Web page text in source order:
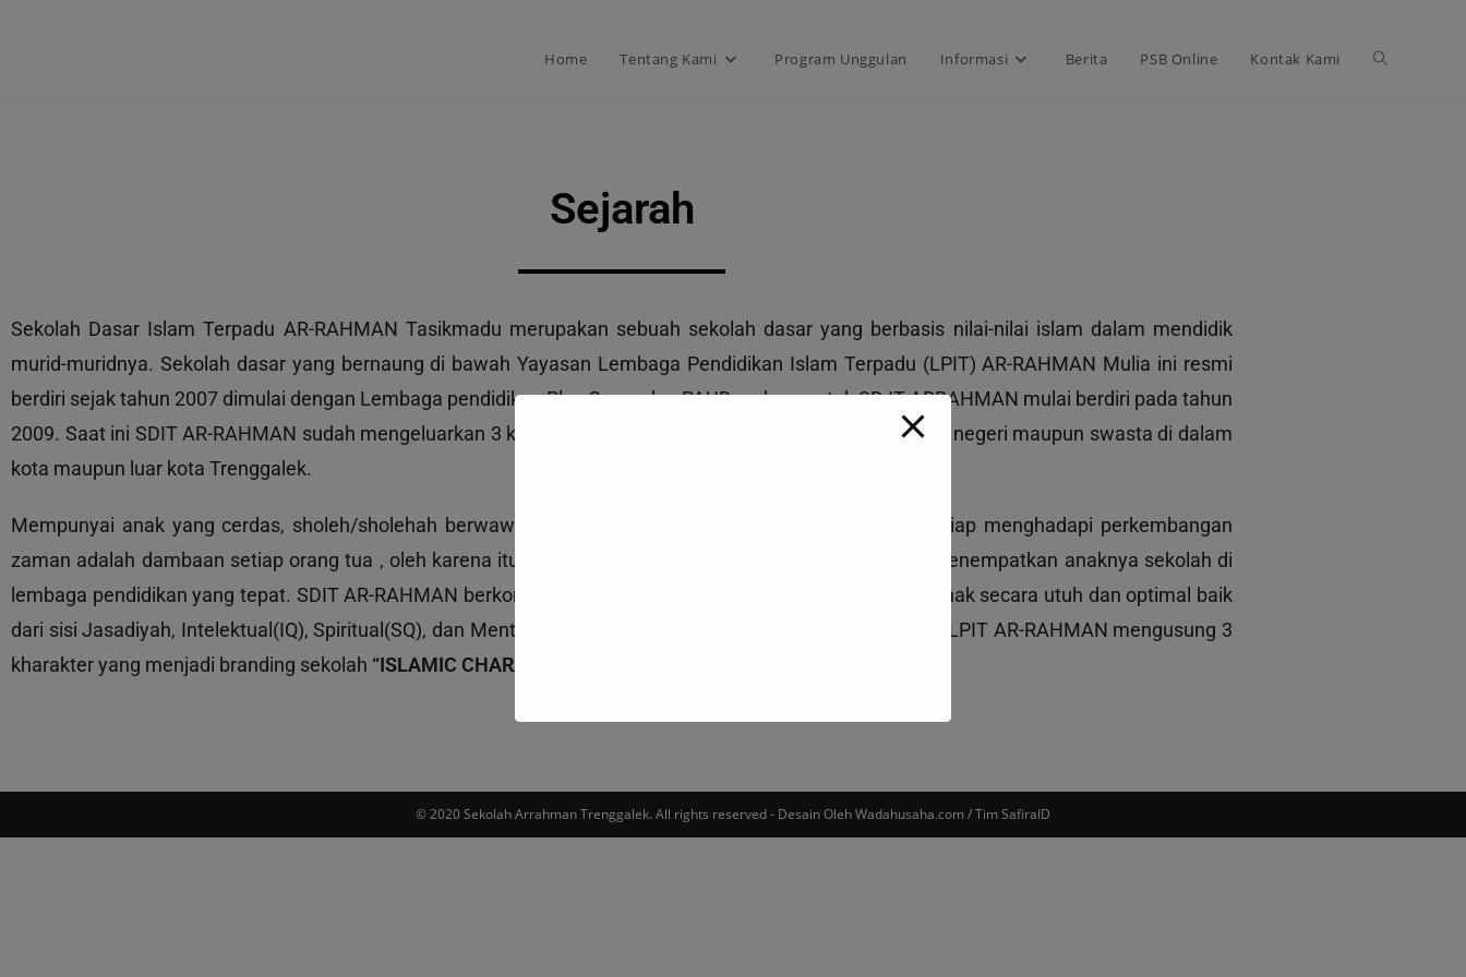
Home Tentang Kami Program Unggulan Informasi Berita PSB Online Kontak Kami
Sejarah
Sekolah Dasar Islam Terpadu AR-RAHMAN Tasikmadu merupakan sebuah sekolah dasar yang berbasis nilai-nilai islam dalam mendidik
murid-muridnya. Sekolah dasar yang bernaung di bawah Yayasan Lembaga Pendidikan Islam Terpadu (LPIT) AR-RAHMAN Mulia ini resmi
berdiri sejak tahun 2007 dimulai dengan Lembaga pendidikan Play Group dan PAUD sedang untuk SD IT ARRAHMAN mulai berdiri pada tahun
2009. Saat ini SDIT AR-RAHMAN sudah mengeluarkan 3 kali alumni yang melanjutkan ke berbagai lembaga negeri maupun swasta di dalam
kota maupun luar kota Trenggalek.
Mempunyai anak yang cerdas, sholeh/sholehah berwawasan maju, mempunyai budi pekerti yang baik, siap menghadapi perkembangan
zaman adalah dambaan setiap orang tua , oleh karena itu sudah menjadi kwajiban bagi orang tua untuk menempatkan anaknya sekolah di
lembaga pendidikan yang tepat. SDIT AR-RAHMAN berkomitmen untuk mengantarkan tumbuh kembang anak secara utuh dan optimal baik
dari sisi Jasadiyah, Intelektual(IQ), Spiritual(SQ), dan Mental Emosional(EQ) untuk menjadi generasi terbaik. LPIT AR-RAHMAN mengusung 3
kharakter yang menjadi branding sekolah “ISLAMIC CHARAKTER, LEADERSHIP AND ENTREPRENEURSHIP”
© 2020 Sekolah Arrahman Trenggalek. All rights reserved - Desain Oleh Wadahusaha.com / Tim SafiraID